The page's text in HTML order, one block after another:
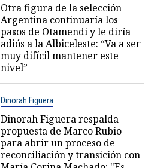
Otra figura de la selección
Argentina continuaría los
pasos de Otamendi y le diría
adiós a la Albiceleste: “Va a ser
muy difícil mantener este
nivel”
Dinorah Figuera
Dinorah Figuera respalda
propuesta de Marco Rubio
para abrir un proceso de
reconciliación y transición con